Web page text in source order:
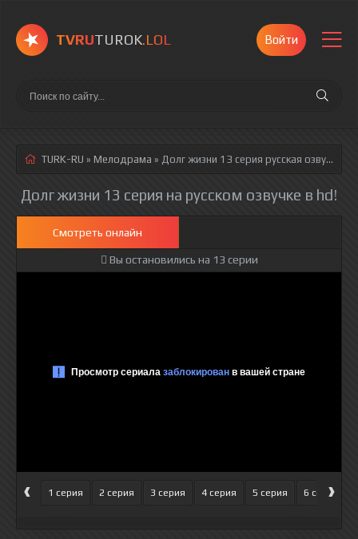
TVRUTUROK.LOL Войти
TURK-RU » Мелодрама » Долг жизни 13 серия русская озвучка полностью смотреть онлайн!
Долг жизни 13 серия на русском озвучке в hd!
Смотреть онлайн
Вы остановились на 13 серии
‹ 1 серия 2 серия 3 серия 4 серия 5 серия 6 серия
›